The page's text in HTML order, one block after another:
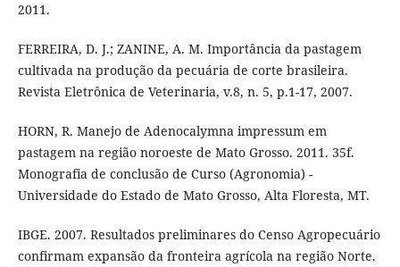
2011.
FERREIRA, D. J.; ZANINE, A. M. Importância da pastagem
cultivada na produção da pecuária de corte brasileira.
Revista Eletrônica de Veterinaria, v.8, n. 5, p.1-17, 2007.
HORN, R. Manejo de Adenocalymna impressum em
pastagem na região noroeste de Mato Grosso. 2011. 35f.
Monografia de conclusão de Curso (Agronomia) -
Universidade do Estado de Mato Grosso, Alta Floresta, MT.
IBGE. 2007. Resultados preliminares do Censo Agropecuário
confirmam expansão da fronteira agrícola na região Norte.